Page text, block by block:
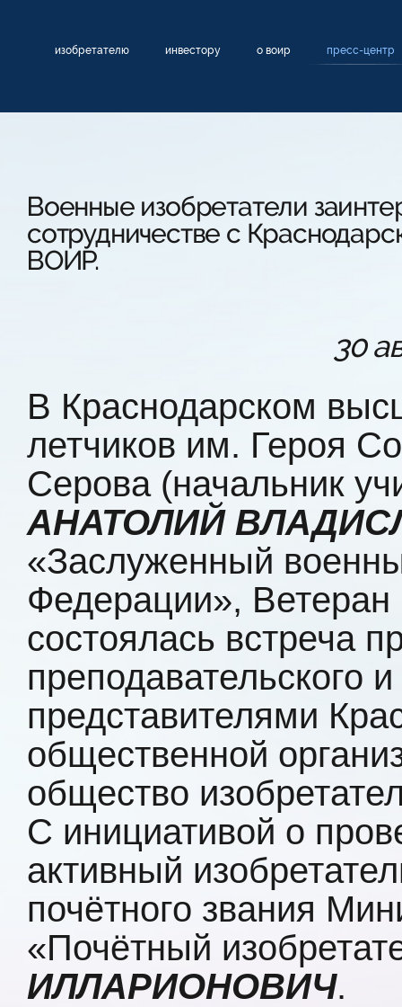
изобретателю инвестору о воир пресс-центр
Военные изобретатели
сотрудничестве с
ВОИР.
30
В Краснодарском
летчиков им. Героя
Серова (начальник
АНАТОЛИЙ
«Заслуженный
Федерации», Ветеран
состоялась встреча
преподавательского
представителями
общественной
общество
С инициативой о
активный
почётного звания
«Почётный
ИЛЛАРИОНОВИЧ.